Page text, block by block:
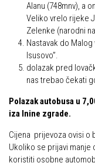
Skijaši
Slavko Patačko
Tomislav Zoričić –
Damir Bajs
Dijana Petrak
Markacijska komisija
Dosadašnje
Novosti
Alanu (748mnv), a
Veliko vrelo rijeke
Zelenke (narodni
Nastavak do
Isusovo”.
dolazak pred
nas trebao čekati
Polazak autobusa u
iza Inine zgrade.
Cijena prijevoza ovisi o
Ukoliko se prijavi manje
koristiti osobne